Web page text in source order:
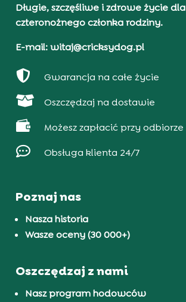
Długie, szczęśliwe i zdrowe życie dla
czteronożnego członka rodziny.
E-mail: witaj@cricksydog.pl
 Gwarancja na całe życie
 Oszczędzaj na dostawie
 Możesz zapłacić przy odbiorze
 Obsługa klienta 24/7
Poznaj nas
Nasza historia
Wasze oceny (30 000+)
Oszczędzaj z nami
Nasz program hodowców